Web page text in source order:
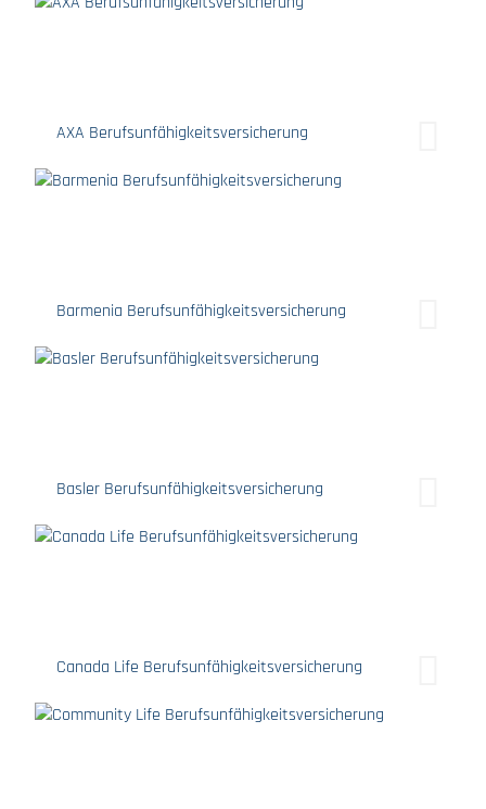
AXA Berufsunfähigkeitsversicherung
Barmenia Berufsunfähigkeitsversicherung
Basler Berufsunfähigkeitsversicherung
Canada Life Berufsunfähigkeitsversicherung